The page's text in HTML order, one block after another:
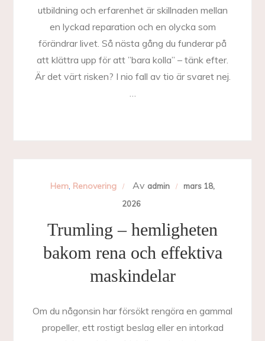
utbildning och erfarenhet är skillnaden mellan
en lyckad reparation och en olycka som
förändrar livet. Så nästa gång du funderar på
att klättra upp för att ”bara kolla” – tänk efter.
Är det värt risken? I nio fall av tio är svaret nej.
…
Hem, Renovering Av admin
mars 18,
2026
Trumling – hemligheten
bakom rena och effektiva
maskindelar
Om du någonsin har försökt rengöra en gammal
propeller, ett rostigt beslag eller en intorkad